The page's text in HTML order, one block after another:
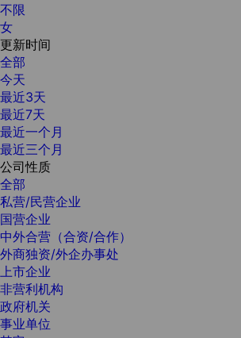
不限
女
更新时间
全部
今天
最近3天
最近7天
最近一个月
最近三个月
公司性质
全部
私营/民营企业
国营企业
中外合营（合资/合作）
外商独资/外企办事处
上市企业
非营利机构
政府机关
事业单位